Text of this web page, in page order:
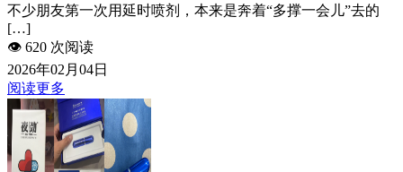
不少朋友第一次用延时喷剂，本来是奔着“多撑一会儿”去的
[…]
👁️ 620 次阅读
2026年02月04日
阅读更多